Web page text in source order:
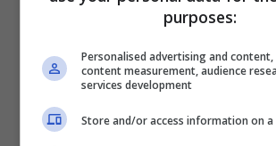
Inoltre, molti multipresa hanno
viaggia all’estero senza dover
adattatore specifico.
purposes:
Personalised advertising and
content measurement, audience
services development
Store and/or access information on a